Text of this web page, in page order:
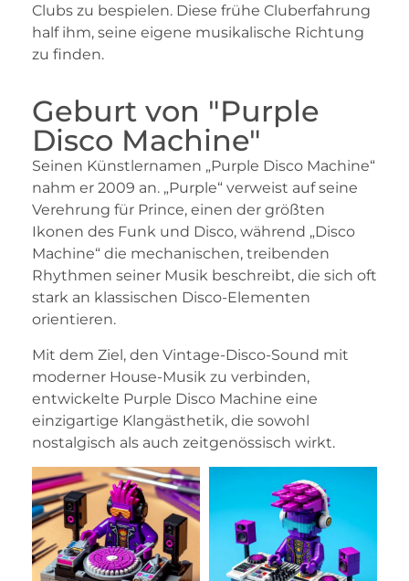
Clubs zu bespielen. Diese frühe Cluberfahrung
half ihm, seine eigene musikalische Richtung
zu finden.
Geburt von "Purple
Disco Machine"
Seinen Künstlernamen „Purple Disco Machine“
nahm er 2009 an. „Purple“ verweist auf seine
Verehrung für Prince, einen der größten
Ikonen des Funk und Disco, während „Disco
Machine“ die mechanischen, treibenden
Rhythmen seiner Musik beschreibt, die sich oft
stark an klassischen Disco-Elementen
orientieren.
Mit dem Ziel, den Vintage-Disco-Sound mit
moderner House-Musik zu verbinden,
entwickelte Purple Disco Machine eine
einzigartige Klangästhetik, die sowohl
nostalgisch als auch zeitgenössisch wirkt.